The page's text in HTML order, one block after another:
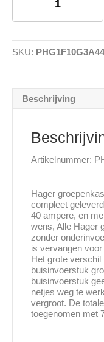
fase
440x475mm
SKU:
Beschrijving
Artikelnummer:
Hager
compleet
40 ampere, en
wens, Alle Hager
zonder
is vervangen
Het grote verschil
buisinvoerstuk
buisinvoerstuk
netjes weg te
vergroot. De
toegenomen met